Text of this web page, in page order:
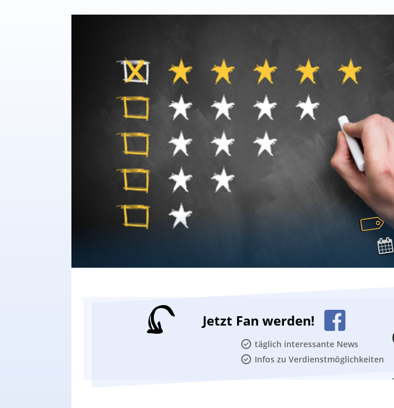
Jetzt Fan werden!
täglich interessante News
Infos zu Verdienstmöglichkeiten